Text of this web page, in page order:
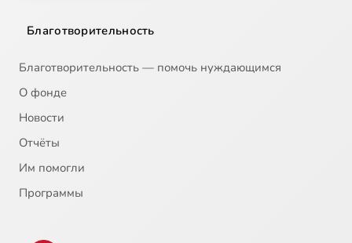
Благотворительность
Благотворительность — помочь нуждающимся
О фонде
Новости
Отчёты
Им помогли
Программы